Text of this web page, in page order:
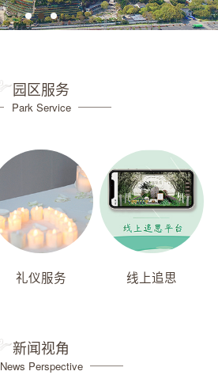
园区服务
Park Service
礼仪服务 线上追思
新闻视角
News Perspective